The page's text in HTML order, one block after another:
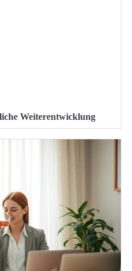
Weiterentwicklung